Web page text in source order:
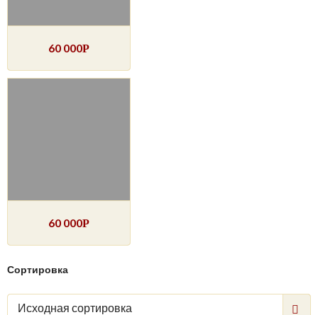
60 000Р
60 000Р
Сортировка
Исходная сортировка